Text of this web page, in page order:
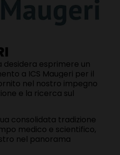
desidera esprimere un
a ICS Maugeri per il
nel nostro impegno
e la ricerca sul
consolidata tradizione
medico e scientifico,
nel panorama